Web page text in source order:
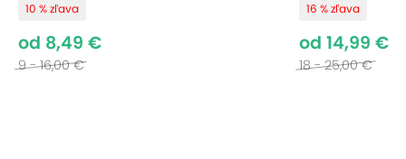
10 % zľava
od 8,49 €
9 - 16,00 €
16 % zľava
od 14,99 €
18 - 25,00 €